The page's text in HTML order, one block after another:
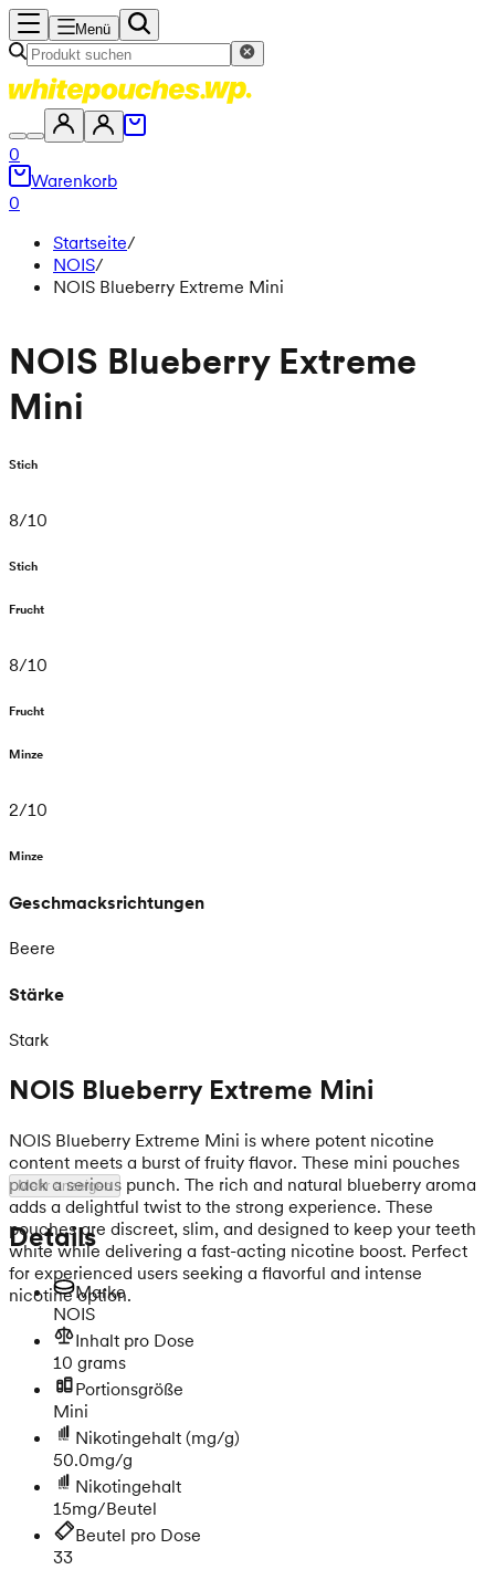
Menü
0
Warenkorb
0
Startseite/
NOIS/
NOIS Blueberry Extreme Mini
NOIS Blueberry Extreme
Mini
Stich
8/10
Stich
Frucht
8/10
Frucht
Minze
2/10
Minze
Geschmacksrichtungen
Beere
Stärke
Stark
NOIS Blueberry Extreme Mini
NOIS Blueberry Extreme Mini is where potent nicotine
content meets a burst of fruity flavor. These mini pouches
pack a serious punch. The rich and natural blueberry aroma
adds a delightful twist to the strong experience. These
pouches are discreet, slim, and designed to keep your teeth
white while delivering a fast-acting nicotine boost. Perfect
for experienced users seeking a flavorful and intense
nicotine option.
Mehr anzeigen
Details
Marke
NOIS
Inhalt pro Dose
10 grams
Portionsgröße
Mini
Nikotingehalt (mg/g)
50.0mg/g
Nikotingehalt
15mg/Beutel
Beutel pro Dose
33